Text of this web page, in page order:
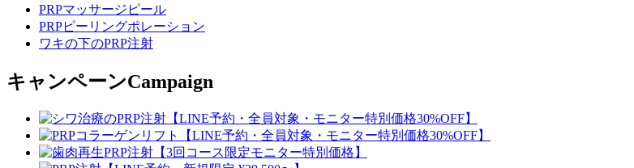
PRPマッサージピール
PRPピーリングポレーション
ワキの下のPRP注射
キャンペーンCampaign